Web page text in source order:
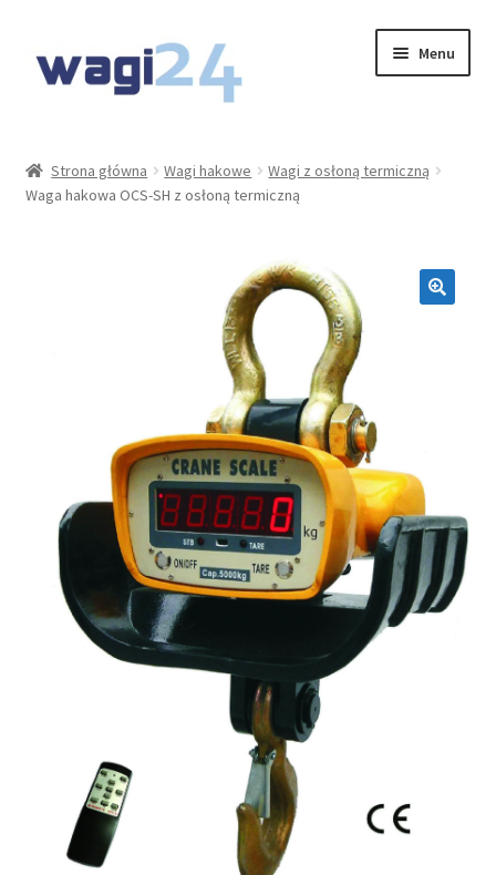
do
do
Menu
Moje konto
Strona główna Wagi hakowe
Wagi z osłoną termiczną
Waga hakowa OCS-SH z osłoną termiczną